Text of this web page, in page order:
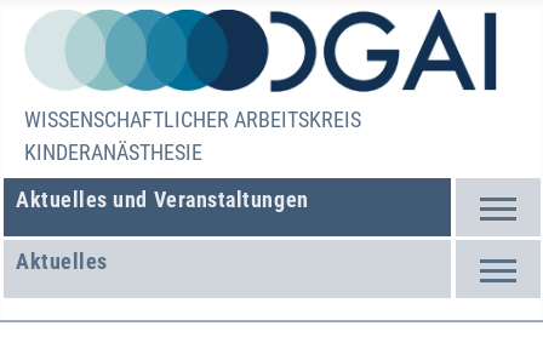
WISSENSCHAFTLICHER ARBEITSKREIS
KINDERANÄSTHESIE
Aktuelles und Veranstaltungen
Aktuelles